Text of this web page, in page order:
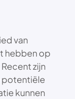
van
hebben op
zijn
potentiële
kunnen